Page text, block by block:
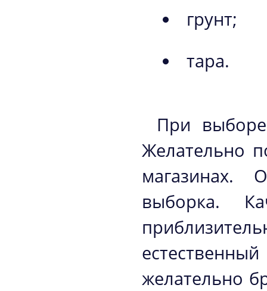
грунт;
тара.
При
Желательно
магазинах.
выборка.
желательно